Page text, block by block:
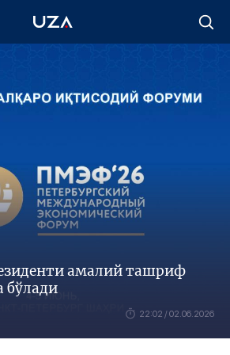
амалий ташриф
бўлади
22:02 / 02.06.2026